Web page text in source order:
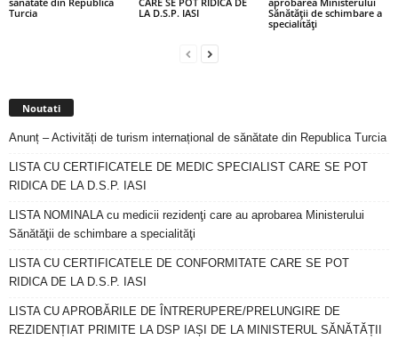
Turcia
LA D.S.P. IASI
Sănătăţii de schimbare a
specialităţi
Noutati
Anunț – Activități de turism internațional de sănătate din Republica Turcia
LISTA CU CERTIFICATELE DE MEDIC SPECIALIST CARE SE POT
RIDICA DE LA D.S.P. IASI
LISTA NOMINALA cu medicii rezidenţi care au aprobarea Ministerului
Sănătăţii de schimbare a specialităţi
LISTA CU CERTIFICATELE DE CONFORMITATE CARE SE POT
RIDICA DE LA D.S.P. IASI
LISTA CU APROBĂRILE DE ÎNTRERUPERE/PRELUNGIRE DE
REZIDENȚIAT PRIMITE LA DSP IAȘI DE LA MINISTERUL SĂNĂTĂȚII